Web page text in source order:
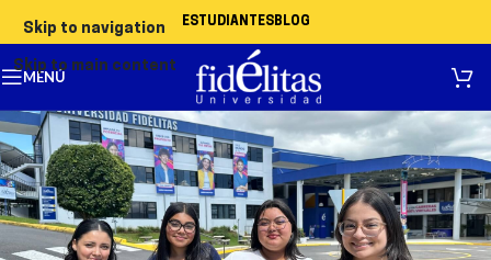
Skip to navigation
Skip to main content
ESTUDIANTESBLOG
MENÚ